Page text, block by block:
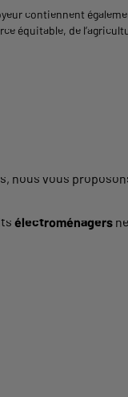
contiennent
équitable, de
nous vous
électroménagers